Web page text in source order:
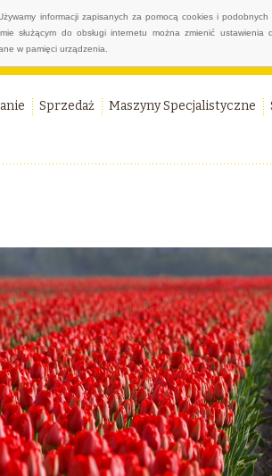
informacji zapisanych za pomocą cookies i
służącym do obsługi internetu można zmienić
w pamięci urządzenia.
Sprzedaż Maszyny Specjalistyczne